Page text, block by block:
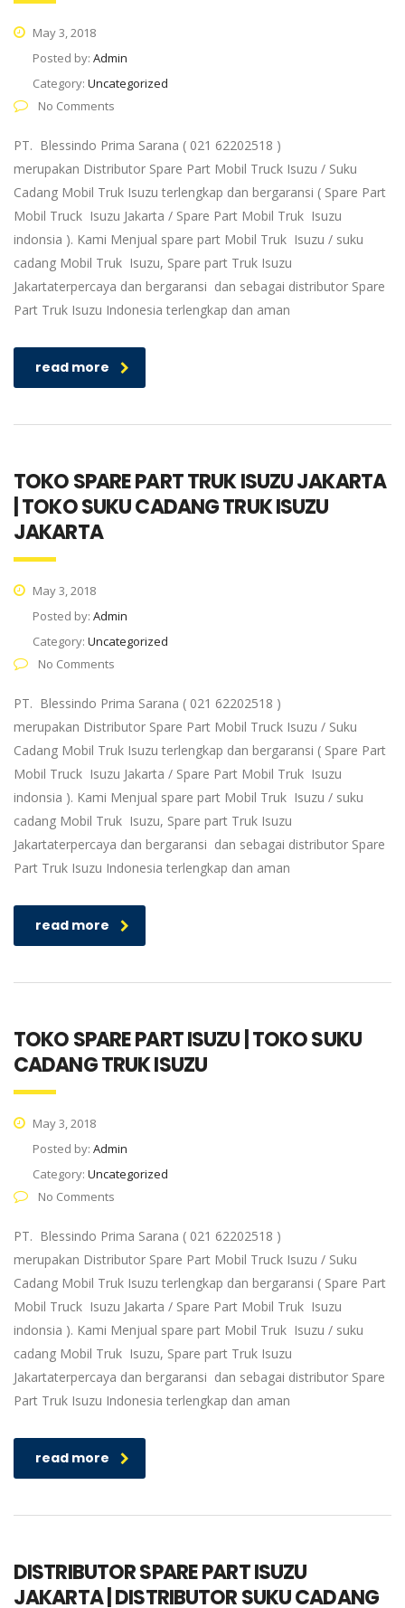
May 3, 2018
Posted by: Admin
Category: Uncategorized
No Comments
PT. Blessindo Prima Sarana ( 021 62202518 )
merupakan Distributor Spare Part Mobil Truck Isuzu / Suku
Cadang Mobil Truk Isuzu terlengkap dan bergaransi ( Spare Part
Mobil Truck Isuzu Jakarta / Spare Part Mobil Truk Isuzu
indonsia ). Kami Menjual spare part Mobil Truk Isuzu / suku
cadang Mobil Truk Isuzu, Spare part Truk Isuzu
Jakartaterpercaya dan bergaransi dan sebagai distributor Spare
Part Truk Isuzu Indonesia terlengkap dan aman
read more
TOKO SPARE PART TRUK ISUZU JAKARTA
| TOKO SUKU CADANG TRUK ISUZU
JAKARTA
May 3, 2018
Posted by: Admin
Category: Uncategorized
No Comments
PT. Blessindo Prima Sarana ( 021 62202518 )
merupakan Distributor Spare Part Mobil Truck Isuzu / Suku
Cadang Mobil Truk Isuzu terlengkap dan bergaransi ( Spare Part
Mobil Truck Isuzu Jakarta / Spare Part Mobil Truk Isuzu
indonsia ). Kami Menjual spare part Mobil Truk Isuzu / suku
cadang Mobil Truk Isuzu, Spare part Truk Isuzu
Jakartaterpercaya dan bergaransi dan sebagai distributor Spare
Part Truk Isuzu Indonesia terlengkap dan aman
read more
TOKO SPARE PART ISUZU | TOKO SUKU
CADANG TRUK ISUZU
May 3, 2018
Posted by: Admin
Category: Uncategorized
No Comments
PT. Blessindo Prima Sarana ( 021 62202518 )
merupakan Distributor Spare Part Mobil Truck Isuzu / Suku
Cadang Mobil Truk Isuzu terlengkap dan bergaransi ( Spare Part
Mobil Truck Isuzu Jakarta / Spare Part Mobil Truk Isuzu
indonsia ). Kami Menjual spare part Mobil Truk Isuzu / suku
cadang Mobil Truk Isuzu, Spare part Truk Isuzu
Jakartaterpercaya dan bergaransi dan sebagai distributor Spare
Part Truk Isuzu Indonesia terlengkap dan aman
read more
DISTRIBUTOR SPARE PART ISUZU
JAKARTA | DISTRIBUTOR SUKU CADANG